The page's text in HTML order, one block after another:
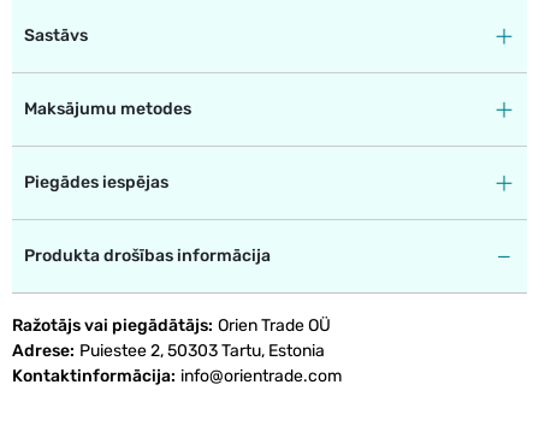
Sastāvs
Maksājumu metodes
Piegādes iespējas
Produkta drošības informācija
Ražotājs vai piegādātājs Orien Trade OÜ
Adrese Puiestee 2, 50303 Tartu, Estonia
Kontaktinformācija info@orientrade.com